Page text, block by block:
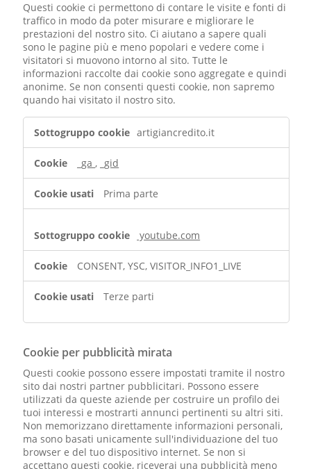
Questi cookie ci permettono di contare le visite e fonti di
traffico in modo da poter misurare e migliorare le
prestazioni del nostro sito. Ci aiutano a sapere quali
sono le pagine più e meno popolari e vedere come i
visitatori si muovono intorno al sito. Tutte le
informazioni raccolte dai cookie sono aggregate e quindi
anonime. Se non consenti questi cookie, non sapremo
quando hai visitato il nostro sito.
Cookie
artigiancredito.it
_ga , _gid
Prima parte
youtube.com
CONSENT, YSC, VISITOR_INFO1_LIVE
Terze parti
Cookie per pubblicità mirata
Questi cookie possono essere impostati tramite il nostro
sito dai nostri partner pubblicitari. Possono essere
utilizzati da queste aziende per costruire un profilo dei
tuoi interessi e mostrarti annunci pertinenti su altri siti.
Non memorizzano direttamente informazioni personali,
ma sono basati unicamente sull'individuazione del tuo
browser e del tuo dispositivo internet. Se non si
accettano questi cookie, riceverai una pubblicità meno